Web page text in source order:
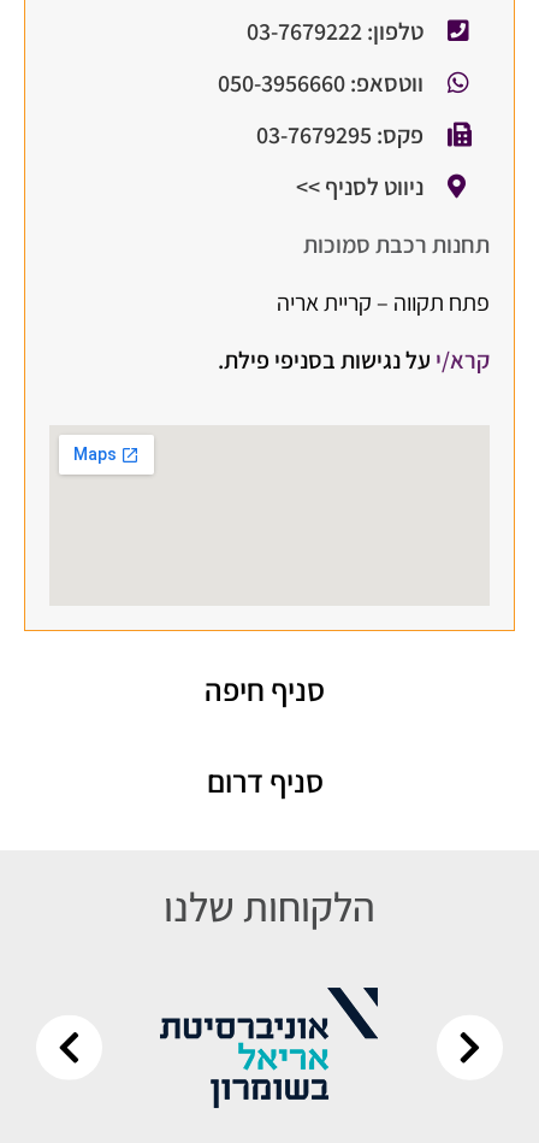
טלפון: 03-7679222
ווטסאפ: 050-3956660
פקס: 03-7679295
ניווט לסניף >>
תחנות רכבת סמוכות
פתח תקווה – קריית אריה
קרא/י על נגישות בסניפי פילת.
סניף חיפה
סניף דרום
הלקוחות שלנו